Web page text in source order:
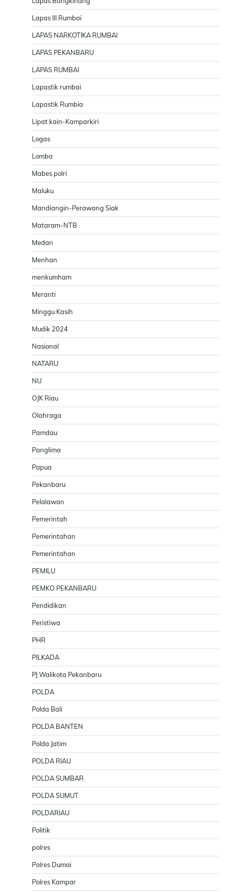
Lapas III Rumbai
LAPAS NARKOTIKA RUMBAI
LAPAS PEKANBARU
LAPAS RUMBAI
Lapastik rumbai
Lapastik Rumbia
Lipat kain-Kamparkiri
Logas
Lomba
Mabes polri
Maluku
Mandiangin-Perawang Siak
Mataram-NTB
Medan
Menhan
menkumham
Meranti
Minggu Kasih
Mudik 2024
Nasional
NATARU
NU
OJK Riau
Olahraga
Pamdau
Panglima
Papua
Pekanbaru
Pelalawan
Pemerintah
Pemerintahan
Pemerintahan
PEMILU
PEMKO PEKANBARU
Pendidikan
Peristiwa
PHR
PILKADA
PJ Walikota Pekanbaru
POLDA
Polda Bali
POLDA BANTEN
Polda Jatim
POLDA RIAU
POLDA SUMBAR
POLDA SUMUT
POLDARIAU
Politik
polres
Polres Dumai
Polres Kampar